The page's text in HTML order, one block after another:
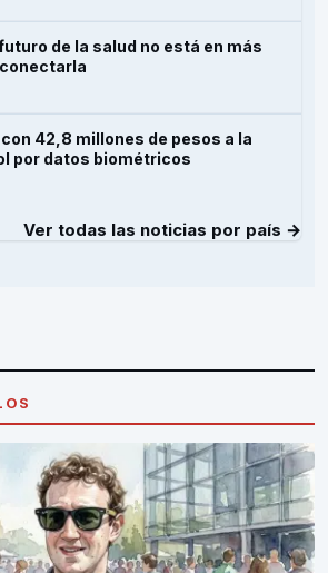
de la salud no está en más
42,8 millones de pesos a la
por datos biométricos
Ver todas las noticias por país →